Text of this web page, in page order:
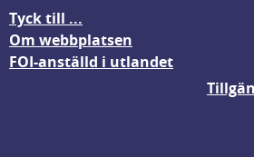
Tyck till ...
Om webbplatsen
FOI-anställd i utlandet